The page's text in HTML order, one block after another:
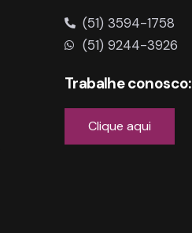
(51) 3594-1758
(51) 9244-3926
Trabalhe conosco:
Clique aqui